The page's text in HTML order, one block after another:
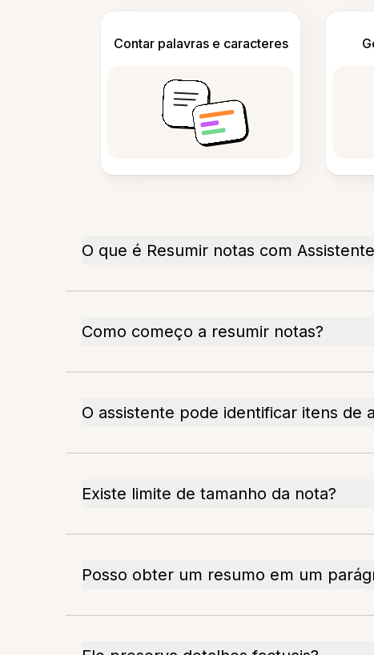
Contar palavras e caracteres
O que é Resumir notas com
Como começo a resumir notas?
O assistente pode identificar itens de
Existe limite de tamanho da nota?
Posso obter um resumo em um